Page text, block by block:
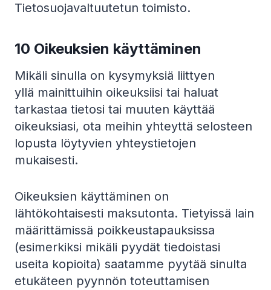
Tietosuojavaltuutetun toimisto.
10 Oikeuksien käyttäminen
Mikäli sinulla on kysymyksiä liittyen
yllä mainittuihin oikeuksiisi tai haluat
tarkastaa tietosi tai muuten käyttää
oikeuksiasi, ota meihin yhteyttä selosteen
lopusta löytyvien yhteystietojen
mukaisesti.
Oikeuksien käyttäminen on
lähtökohtaisesti maksutonta. Tietyissä lain
määrittämissä poikkeustapauksissa
(esimerkiksi mikäli pyydät tiedoistasi
useita kopioita) saatamme pyytää sinulta
etukäteen pyynnön toteuttamisen